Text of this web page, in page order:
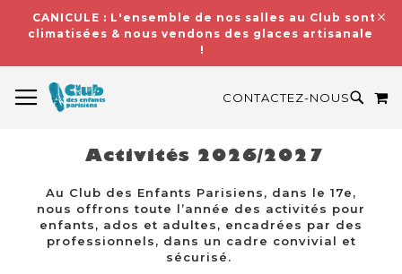
CANICULE : L'ensemble de nos salles au Club sont
climatisées & nous vendons des glaces artisanales
!
CONTACTEZ-NOUS
Activités 2026/2027
Au Club des Enfants Parisiens, dans le 17e,
nous offrons toute l’année des activités pour
enfants, ados et adultes, encadrées par des
professionnels, dans un cadre convivial et
sécurisé.